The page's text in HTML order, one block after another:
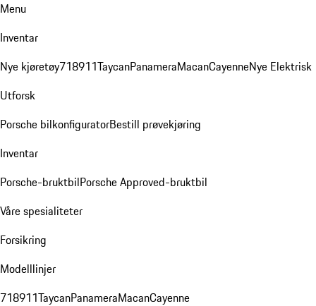
Menu
Inventar
Nye kjøretøy718911TaycanPanameraMacanCayenneNye Elektrisk
Utforsk
Porsche bilkonfiguratorBestill prøvekjøring
Inventar
Porsche-bruktbilPorsche Approved-bruktbil
Våre spesialiteter
Forsikring
Modelllinjer
718911TaycanPanameraMacanCayenne